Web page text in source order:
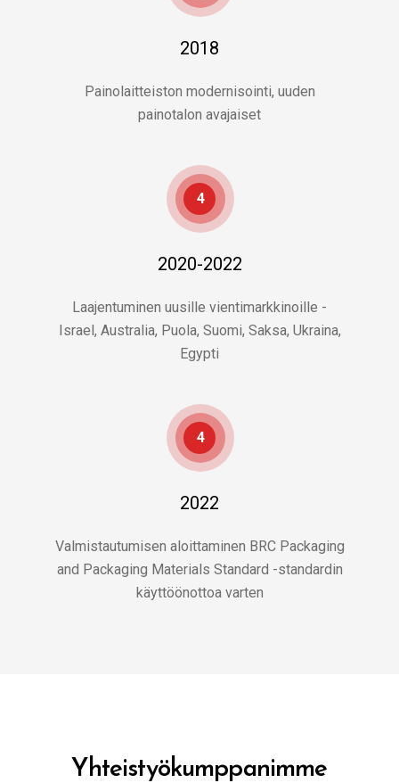
2018
Painolaitteiston modernisointi, uuden
painotalon avajaiset
4
2020-2022
Laajentuminen uusille vientimarkkinoille -
Israel, Australia, Puola, Suomi, Saksa, Ukraina,
Egypti
4
2022
Valmistautumisen aloittaminen BRC Packaging
and Packaging Materials Standard -standardin
käyttöönottoa varten
Yhteistyökumppanimme